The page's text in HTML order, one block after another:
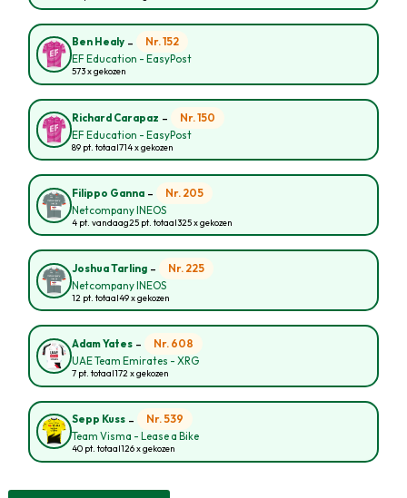
Ben Healy - Nr. 152
EF Education - EasyPost
573 x gekozen
Richard Carapaz - Nr. 150
EF Education - EasyPost
89 pt. totaal714 x gekozen
Filippo Ganna - Nr. 205
Netcompany INEOS
4 pt. vandaag25 pt. totaal325 x gekozen
Joshua Tarling - Nr. 225
Netcompany INEOS
12 pt. totaal49 x gekozen
Adam Yates - Nr. 608
UAE Team Emirates - XRG
7 pt. totaal172 x gekozen
Sepp Kuss - Nr. 539
Team Visma - Lease a Bike
40 pt. totaal126 x gekozen